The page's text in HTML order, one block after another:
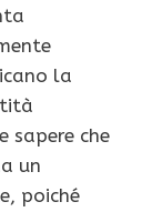
la
sapere che
un
poiché